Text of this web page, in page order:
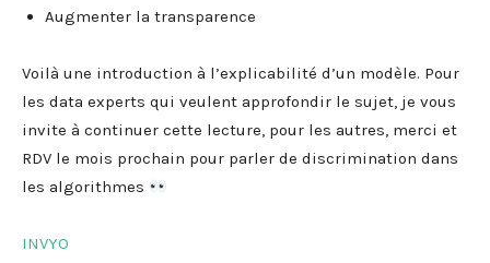
Augmenter la transparence
Voilà une introduction à l’explicabilité d’un modèle. Pour
les data experts qui veulent approfondir le sujet, je vous
invite à continuer cette lecture, pour les autres, merci et
RDV le mois prochain pour parler de discrimination dans
les algorithmes
INVYO